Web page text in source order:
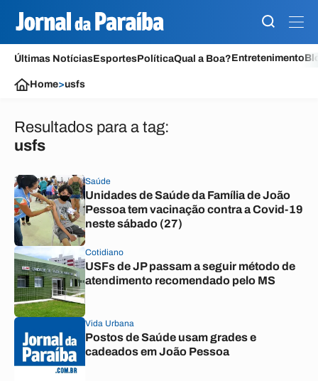
Últimas NotíciasEsportesPolíticaQual a Boa?Entretenimento
Home>usfs
Resultados para a tag:
usfs
Saúde
Unidades de Saúde da Família de João
Pessoa tem vacinação contra a Covid-19
neste sábado (27)
Cotidiano
USFs de JP passam a seguir método de
atendimento recomendado pelo MS
Vida Urbana
Postos de Saúde usam grades e
cadeados em João Pessoa